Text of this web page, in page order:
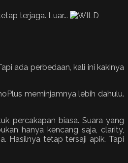
terjaga. Luar...
ada perbedaan, kali ini kakinya
meminjamnya lebih dahulu.
percakapan biasa. Suara yang
hanya kencang saja, clarity,
Hasilnya tetap tersaji apik. Tapi